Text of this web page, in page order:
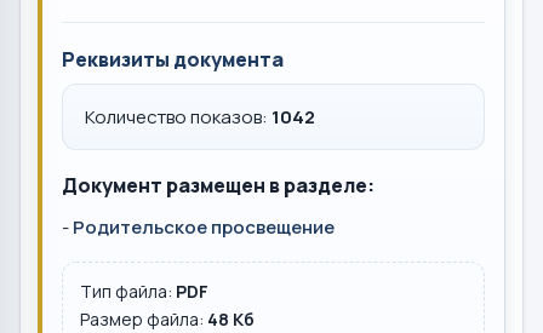
Реквизиты документа
Количество показов: 1042
Документ размещен в разделе:
-Родительское просвещение
Тип файла: PDF
Размер файла: 48 Кб